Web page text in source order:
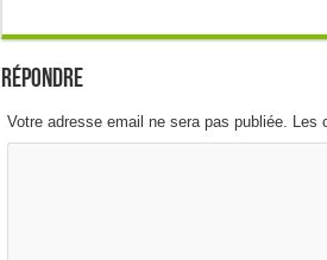
Répondre
Votre adresse email ne sera pas publiée.